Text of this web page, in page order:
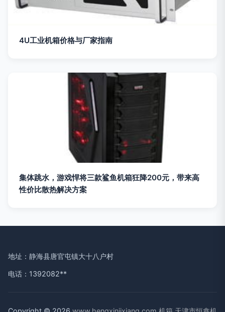
4U工业机箱价格与厂家指南
集体跳水，游戏悍将三款鲨鱼机箱狂降200元，带来高
性价比散热解决方案
地址：静海县唐官屯镇大十八户村
电话：1392082**